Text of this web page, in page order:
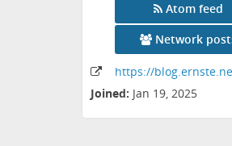
Atom feed
Network
https://blog.ernste
Joined: Jan 19, 2025